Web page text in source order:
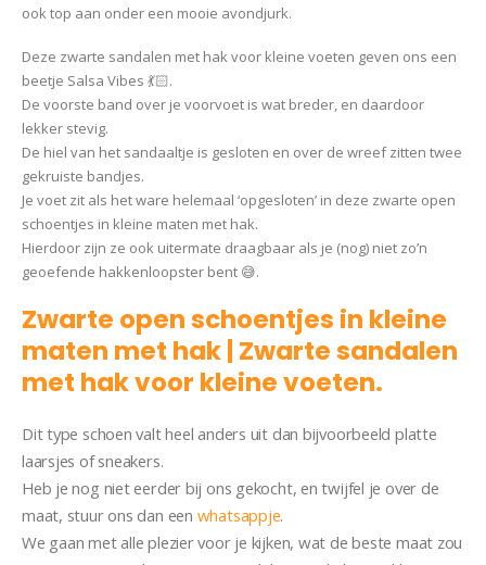
ook top aan onder een mooie avondjurk.
Deze zwarte sandalen met hak voor kleine voeten geven ons een
beetje Salsa Vibes 💃🏻.
De voorste band over je voorvoet is wat breder, en daardoor
lekker stevig.
De hiel van het sandaaltje is gesloten en over de wreef zitten twee
gekruiste bandjes.
Je voet zit als het ware helemaal ‘opgesloten’ in deze zwarte open
schoentjes in kleine maten met hak.
Hierdoor zijn ze ook uitermate draagbaar als je (nog) niet zo’n
geoefende hakkenloopster bent 😅.
Zwarte open schoentjes in kleine
maten met hak | Zwarte sandalen
met hak voor kleine voeten.
Dit type schoen valt heel anders uit dan bijvoorbeeld platte
laarsjes of sneakers.
Heb je nog niet eerder bij ons gekocht, en twijfel je over de
maat, stuur ons dan een whatsappje.
We gaan met alle plezier voor je kijken, wat de beste maat zou